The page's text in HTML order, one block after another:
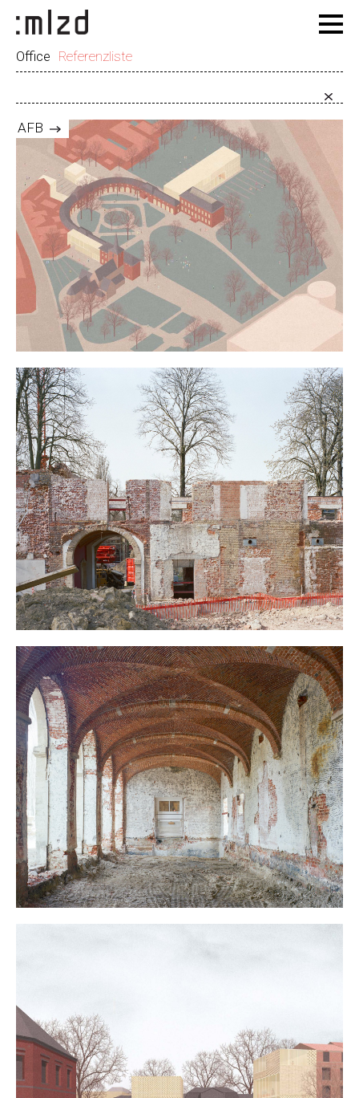
Office Referenzliste
AFB